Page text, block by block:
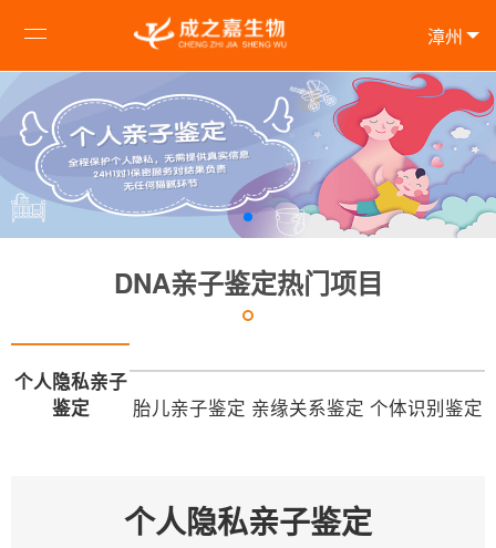
漳州
DNA亲子鉴定热门项目
个人隐私亲子
鉴定
胎儿亲子鉴定 亲缘关系鉴定 个体识别鉴定
个人隐私亲子鉴定